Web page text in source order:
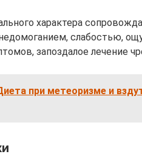
характера
слабостью,
запоздалое лечение
при метеоризме и